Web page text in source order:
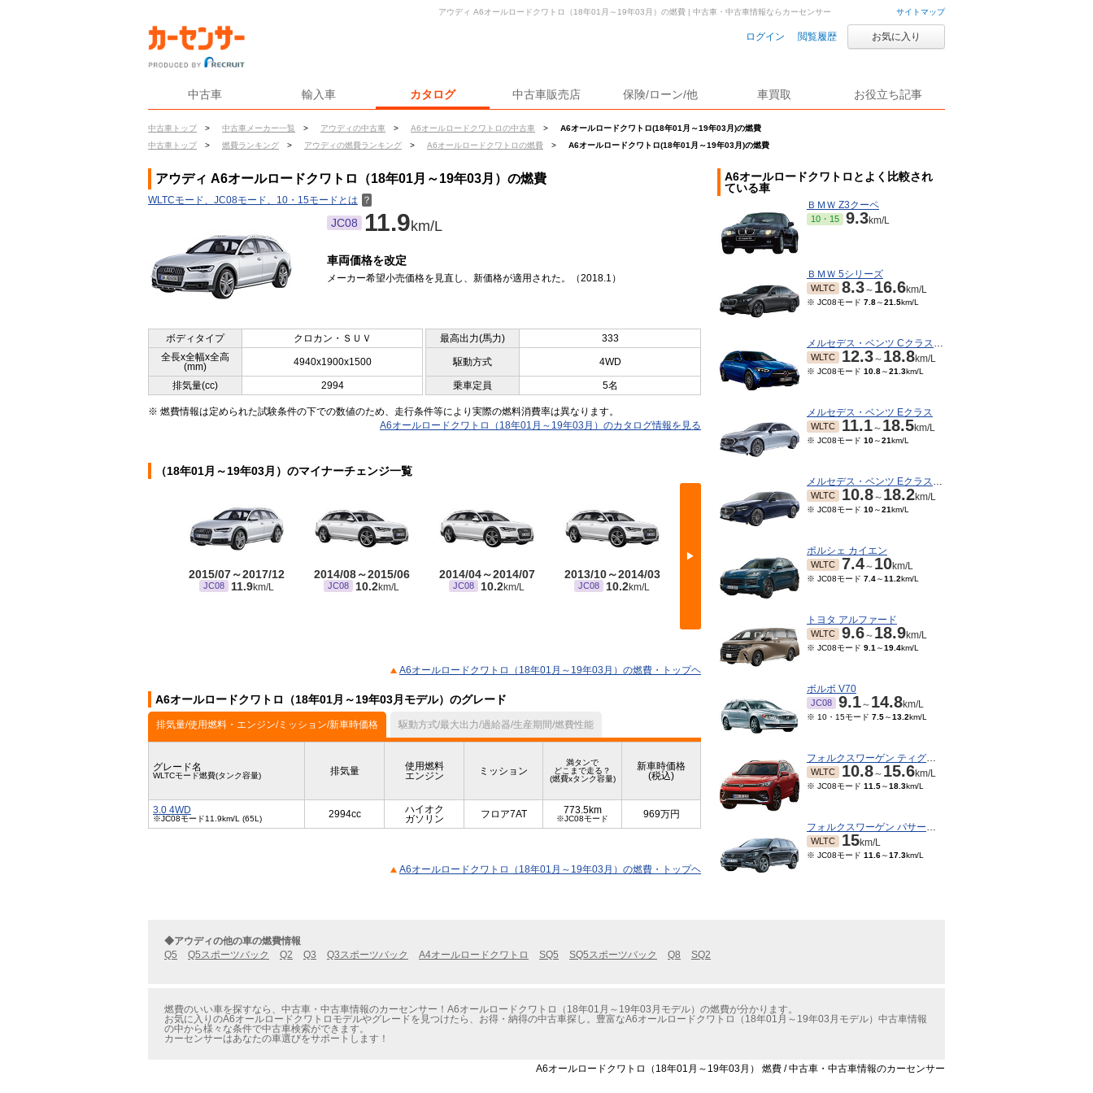
サイトマップ
ログイン 閲覧履歴 お気に入り
中古車 輸入車 カタログ 中古車販売店 保険/ローン/他 車買取 お役立ち記事
中古車トップ > 中古車メーカー一覧 > アウディの中古車 > A6オールロードクワトロの中古車 >
A6オールロードクワトロ(18年01月～19年03月)の燃費
中古車トップ
> 燃費ランキング > アウディの燃費ランキング > A6オールロードクワトロの燃費 > A6オールロードクワトロ(18年01月～19年03月)の燃費
アウディ A6オールロードクワトロ（18年01月～19年03月）の燃費 | 中古車・中古車情報ならカーセンサー
アウディ A6オールロードクワトロ（18年01月～19年03月）の燃費
WLTCモード、JC08モード、10・15モードとは ？
JC08 11.9km/L
車両価格を改定
メーカー希望小売価格を見直し、新価格が適用された。（2018.1）
ボディタイプ クロカン・ＳＵＶ 最高出力(馬力)
333
全長x全幅x全高
(mm)
4940x1900x1500 駆動方式 4WD
排気量(cc) 2994 乗車定員 5名
※ 燃費情報は定められた試験条件の下での数値のため、走行条件等により実際の燃料消費率は異なります。
A6オールロードクワトロ（18年01月～19年03月）のカタログ情報を見る
（18年01月～19年03月）のマイナーチェンジ一覧
▶
2015/07～2017/12
JC08 11.9km/L
2014/08～2015/06
JC08 10.2km/L
2014/04～2014/07
JC08 10.2km/L
2013/10～2014/03
JC08 10.2km/L
2012/08～2013/09
JC08 10.2km/L
A6オールロードクワトロ（18年01月～19年03月）の燃費・トップヘ
A6オールロードクワトロ（18年01月～19年03月モデル）のグレード
排気量/使用燃料・エンジン/ミッション/新車時価格 駆動方式/最大出力/過給器/生産期間/燃費性能
グレード名
WLTCモード燃費(タンク容量) 排気量
使用燃料
エンジン
ミッション
満タンで
どこまで走る？
(燃費xタンク容量)
新車時価格
(税込)
3.0 4WD
※JC08モード11.9km/L (65L) 2994cc
ハイオク
ガソリン
フロア7AT 773.5km
※JC08モード 969万円
A6オールロードクワトロ（18年01月～19年03月）の燃費・トップヘ
A6オールロードクワトロとよく比較され
ている車
ＢＭＷ Z3クーペ
10・15 9.3km/L
ＢＭＷ 5シリーズ
WLTC 8.3～ 16.6km/L
※ JC08モード 7.8～21.5km/L
メルセデス・ベンツ Cクラスワゴン
WLTC 12.3～ 18.8km/L
※ JC08モード 10.8～21.3km/L
メルセデス・ベンツ Eクラス
WLTC 11.1～ 18.5km/L
※ JC08モード 10～21km/L
メルセデス・ベンツ Eクラスワゴン
WLTC 10.8～ 18.2km/L
※ JC08モード 10～21km/L
ポルシェ カイエン
WLTC 7.4～ 10km/L
※ JC08モード 7.4～11.2km/L
トヨタ アルファード
WLTC 9.6～ 18.9km/L
※ JC08モード 9.1 ～19.4km/L
ボルボ V70
JC08 9.1～ 14.8km/L
※ 10・15モード 7.5～13.2km/L
フォルクスワーゲン ティグアン
WLTC 10.8～ 15.6km/L
※ JC08モード 11.5～18.3km/L
フォルクスワーゲン パサートオールトラック
WLTC 15km/L
※ JC08モード 11.6～17.3km/L
◆アウディの他の車の燃費情報
Q5
Q5スポーツバック Q2 Q3 Q3スポーツバック A4オールロードクワトロ SQ5 SQ5スポーツバック Q8 SQ2
燃費のいい車を探すなら、中古車・中古車情報のカーセンサー！A6オールロードクワトロ（18年01月～19年03月モデル）の燃費が分かります。
お気に入りのA6オールロードクワトロモデルやグレードを見つけたら、お得・納得の中古車探し。豊富なA6オールロードクワトロ（18年01月～19年03月モデル）中古車情報
の中から様々な条件で中古車検索ができます。
カーセンサーはあなたの車選びをサポートします！
A6オールロードクワトロ（18年01月～19年03月） 燃費 / 中古車・中古車情報のカーセンサー